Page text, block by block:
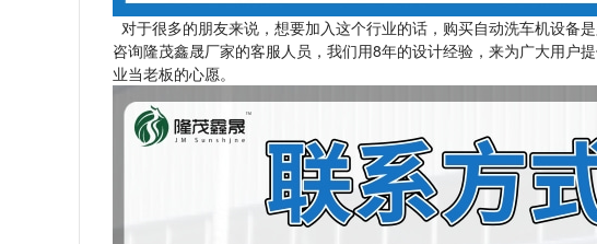
对于很多的朋友来说，想要加入这个行业的话，购买自动洗车机设备
咨询隆茂鑫晟厂家的客服人员，我们用8年的设计经验，来为广大用户
业当老板的心愿。